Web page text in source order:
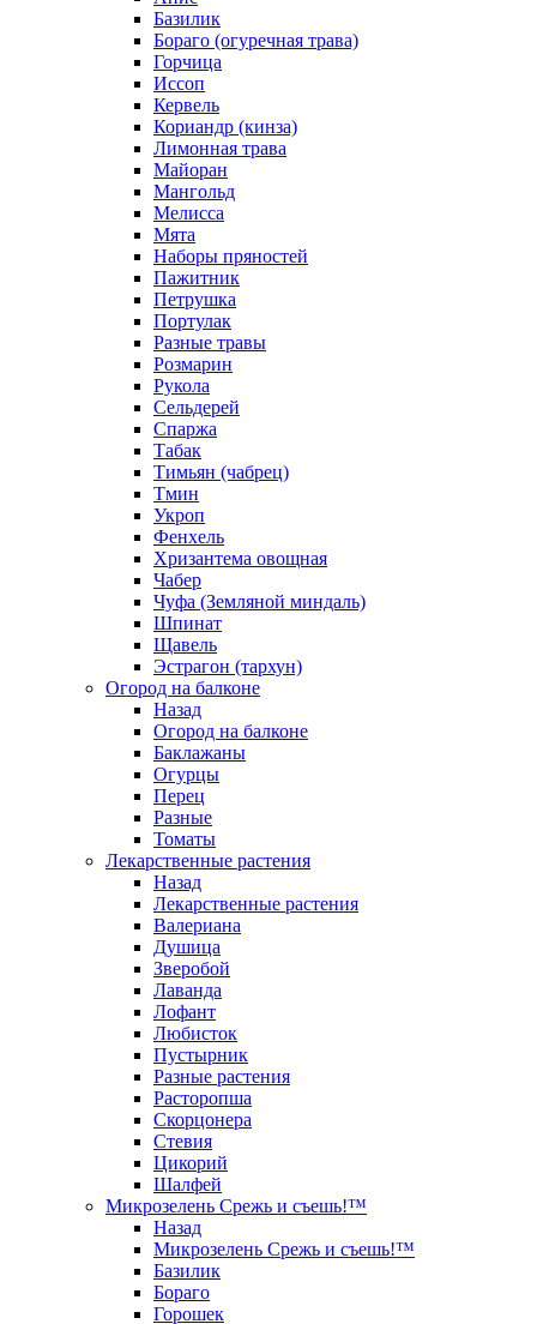
Базилик
Бораго (огуречная трава)
Горчица
Иссоп
Кервель
Кориандр (кинза)
Лимонная трава
Майоран
Мангольд
Мелисса
Мята
Наборы пряностей
Пажитник
Петрушка
Портулак
Разные травы
Розмарин
Рукола
Сельдерей
Спаржа
Табак
Тимьян (чабрец)
Тмин
Укроп
Фенхель
Хризантема овощная
Чабер
Чуфа (Земляной миндаль)
Шпинат
Щавель
Эстрагон (тархун)
Огород на балконе
Назад
Огород на балконе
Баклажаны
Огурцы
Перец
Разные
Томаты
Лекарственные растения
Назад
Лекарственные растения
Валериана
Душица
Зверобой
Лаванда
Лофант
Любисток
Пустырник
Разные растения
Расторопша
Скорцонера
Стевия
Цикорий
Шалфей
Микрозелень Срежь и съешь!™
Назад
Микрозелень Срежь и съешь!™
Базилик
Бораго
Горошек